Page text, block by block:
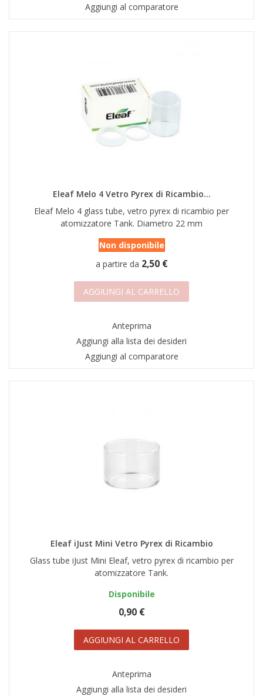
Aggiungi al comparatore
Eleaf Melo 4 Vetro Pyrex di Ricambio...
Eleaf Melo 4 glass tube, vetro pyrex di ricambio per
atomizzatore Tank. Diametro 22 mm
Non disponibile
a partire da 2,50 €
AGGIUNGI AL CARRELLO
Anteprima
Aggiungi alla lista dei desideri
Aggiungi al comparatore
Eleaf iJust Mini Vetro Pyrex di Ricambio
Glass tube iJust Mini Eleaf, vetro pyrex di ricambio per
atomizzatore Tank.
Disponibile
0,90 €
AGGIUNGI AL CARRELLO
Anteprima
Aggiungi alla lista dei desideri